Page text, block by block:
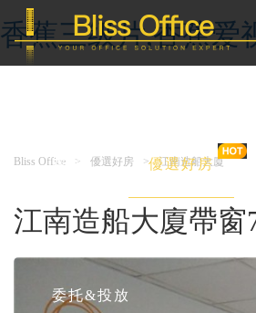
香蕉三级片,香蕉爱
首 頁 優選好房
委托&投放
Bliss Office > 優選好房 > 江南造船大廈
江南造船大廈帶窗